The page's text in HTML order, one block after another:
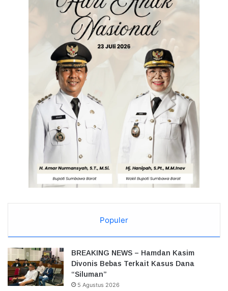
Populer
BREAKING NEWS – Hamdan Kasim
Divonis Bebas Terkait Kasus Dana
“Siluman”
5 Agustus 2026